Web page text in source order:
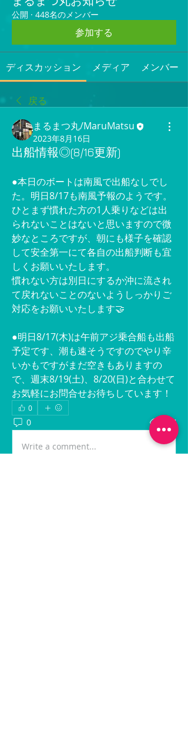
公開 · 448名のメンバー
参加する
ディスカッション メディア メンバー
戻る
まるまつ丸/MaruMatsu
2023年8月16日
出船情報◎(8/16更新)
●本日のボートは南風で出船なしでし
た。明日8/17も南風予報のようです。
ひとまず慣れた方の1人乗りなどは出
られないことはないと思いますので微
妙なところですが、朝にも様子を確認
して安全第一にて各自の出船判断も宜
しくお願いいたします。
慣れない方は別日にするか沖に流され
て戻れないことのないようしっかりご
対応をお願いいたします🤝
●明日8/17(木)は午前アジ乗合船も出船
予定です、潮も速そうですのでやり辛
いかもですがまだ空きもありますの
で、週末8/19(土)、8/20(日)と合わせて
お気軽にお問合せお待ちしています！
0
0 117
Write a comment...